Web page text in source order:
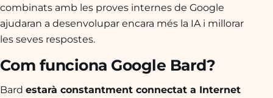
combinats amb les proves internes de Google
ajudaran a desenvolupar encara més la IA i millorar
les seves respostes.
Com funciona Google Bard?
Bard estarà constantment connectat a Internet